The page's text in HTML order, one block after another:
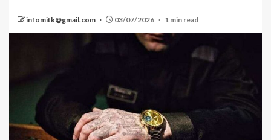
infomitk@gmail.com 03/07/2026 1 min read